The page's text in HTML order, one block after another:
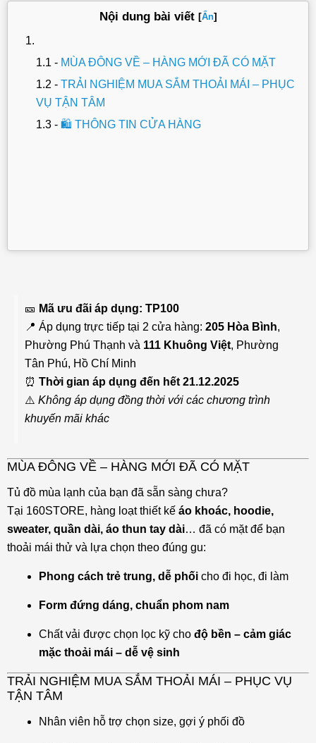
🎫 Mã ưu đãi áp dụng: TP100
📍 Áp dụng trực tiếp tại 2 cửa hàng: 205 Hòa Bình,
Phường Phú Thạnh và 111 Khuông Việt, Phường
Tân Phú, Hồ Chí Minh
⏰ Thời gian áp dụng đến hết 21.12.2025
⚠️ Không áp dụng đồng thời với các chương trình
khuyến mãi khác
MÙA ĐÔNG VỀ – HÀNG MỚI ĐÃ CÓ MẶT
Tủ đồ mùa lạnh của bạn đã sẵn sàng chưa?
Tại 160STORE, hàng loạt thiết kế áo khoác, hoodie,
sweater, quần dài, áo thun tay dài… đã có mặt để bạn
thoải mái thử và lựa chọn theo đúng gu:
Phong cách trẻ trung, dễ phối cho đi học, đi làm
Form đứng dáng, chuẩn phom nam
Chất vải được chọn lọc kỹ cho độ bền – cảm giác
mặc thoải mái – dễ vệ sinh
TRẢI NGHIỆM MUA SẮM THOẢI MÁI – PHỤC VỤ
TẬN TÂM
Nhân viên hỗ trợ chọn size, gợi ý phối đồ
Nội dung bài viết [Ẩn]
MÙA ĐÔNG VỀ – HÀNG MỚI ĐÃ CÓ MẶT
TRẢI NGHIỆM MUA SẮM THOẢI MÁI – PHỤC
VỤ TẬN TÂM
🛍 THÔNG TIN CỬA HÀNG